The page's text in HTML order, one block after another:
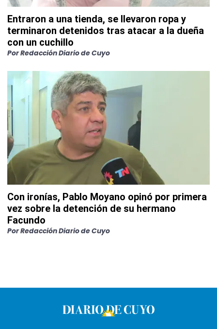
Entraron a una tienda, se llevaron ropa y
terminaron detenidos tras atacar a la dueña
con un cuchillo
PorRedacción Diario de Cuyo
Con ironías, Pablo Moyano opinó por primera
vez sobre la detención de su hermano
Facundo
PorRedacción Diario de Cuyo